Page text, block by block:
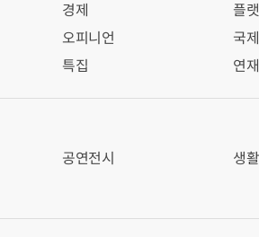
경제
플
오피니언
국제
특집 연재
공연전시
생